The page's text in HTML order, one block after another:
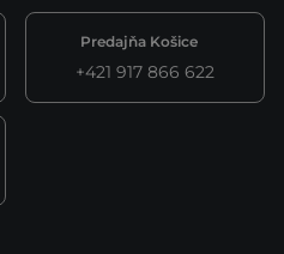
Predajňa Košice
+421 917 866 622